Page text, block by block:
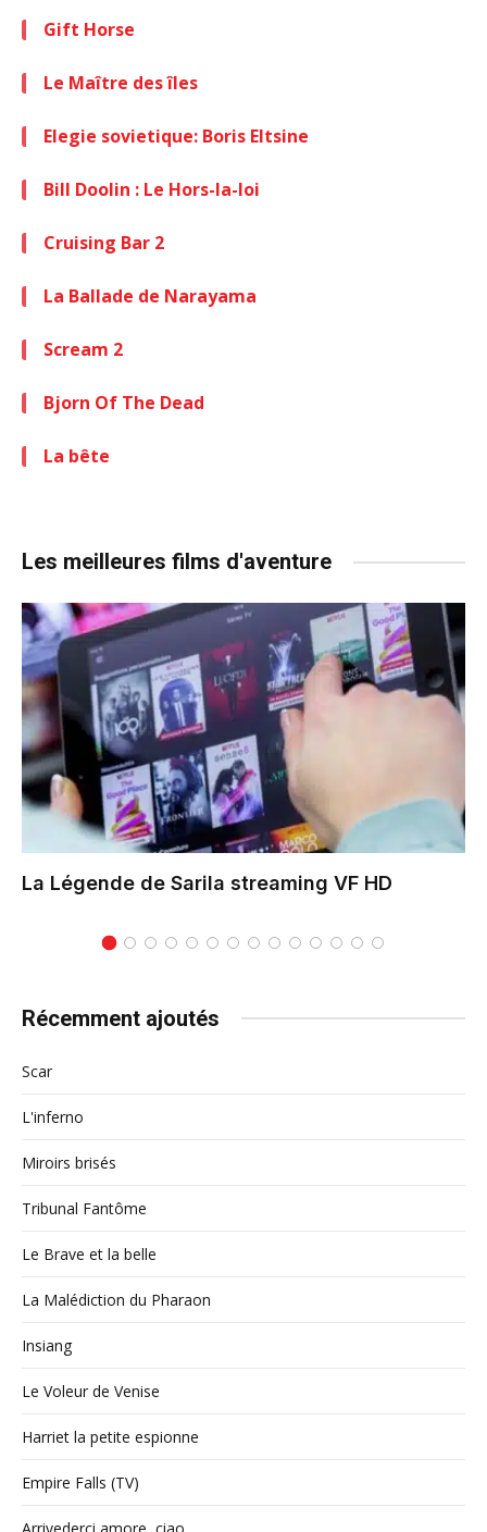
Gift Horse
Le Maître des îles
Elegie sovietique: Boris Eltsine
Bill Doolin : Le Hors-la-loi
Cruising Bar 2
La Ballade de Narayama
Scream 2
Bjorn Of The Dead
La bête
Les meilleures films d'aventure
La Légende de Sarila streaming VF HD
Récemment ajoutés
Scar
L'inferno
Miroirs brisés
Tribunal Fantôme
Le Brave et la belle
La Malédiction du Pharaon
Insiang
Le Voleur de Venise
Harriet la petite espionne
Empire Falls (TV)